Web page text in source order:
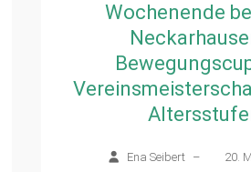
Wochenende
Ena Seibert – 20.